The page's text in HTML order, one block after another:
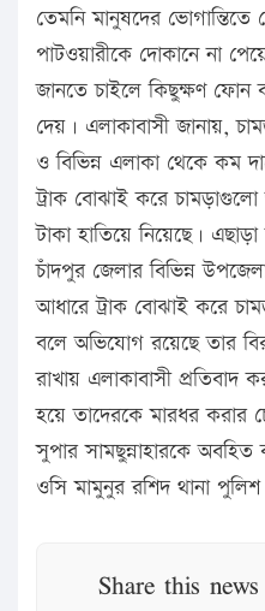
তেমনি মানুষদের
পাটওয়ারীকে দোকানে না
জানতে চাইলে কিছুক্ষণ ফোন
দেয়। এলাকাবাসী জানায়,
ও বিভিন্ন এলাকা থেকে কম
ট্রাক বোঝাই করে
টাকা হাতিয়ে নিয়েছে।
চাঁদপুর জেলার বিভিন্ন
আধারে ট্রাক বোঝাই করে
বলে অভিযোগ রয়েছে তার
রাখায় এলাকাবাসী
হয়ে তাদেরকে মারধর করার
সুপার সামছুন্নাহারকে
ওসি মামুনুর রশিদ থানা পুলিশ
Share this